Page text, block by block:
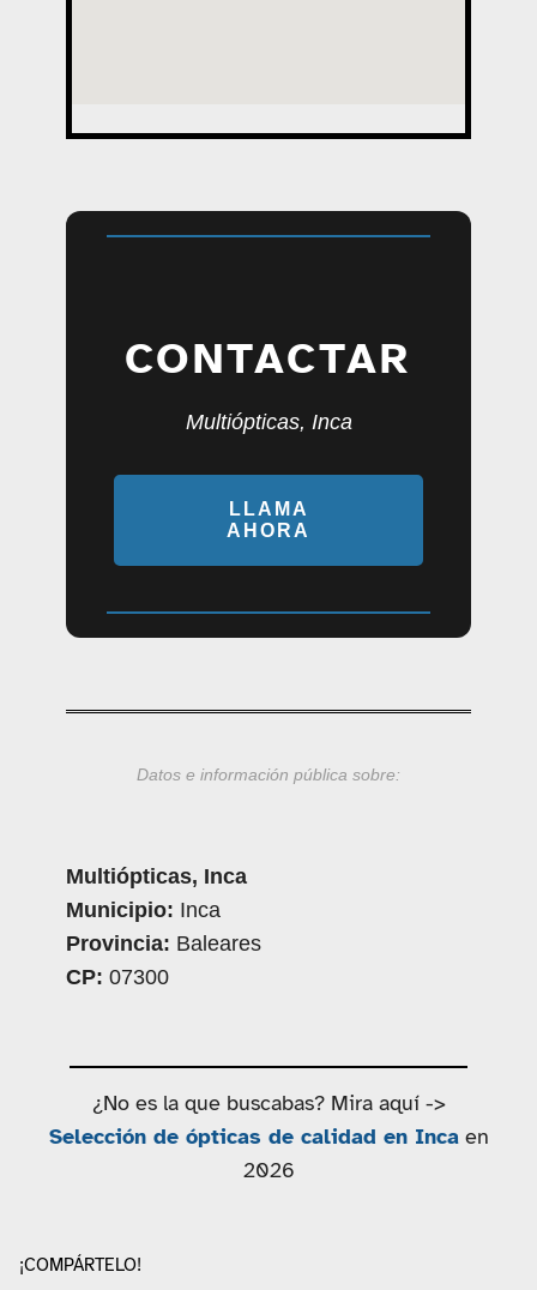
CONTACTAR
Multiópticas, Inca
LLAMA
AHORA
Datos e información pública sobre:
Multiópticas, Inca
Municipio: Inca
Provincia: Baleares
CP: 07300
¿No es la que buscabas? Mira aquí ->
Selección de ópticas de calidad en Incaen
2026
¡COMPÁRTELO!